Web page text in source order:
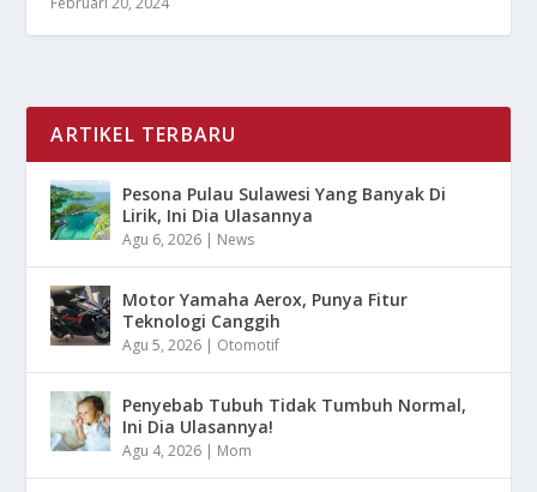
ARTIKEL TERBARU
Pesona Pulau Sulawesi Yang Banyak Di
Lirik, Ini Dia Ulasannya
Agu 6, 2026 | News
Motor Yamaha Aerox, Punya Fitur
Teknologi Canggih
Agu 5, 2026 | Otomotif
Penyebab Tubuh Tidak Tumbuh Normal,
Ini Dia Ulasannya!
Agu 4, 2026 | Mom